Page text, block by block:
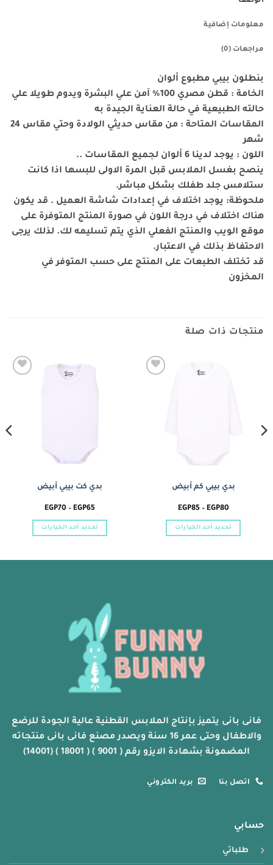
معلومات إضافية
مراجعات (0)
بنطلون بيبي مطبوع ألوان
الخامة : قطن مصري 100% آمن علي البشرة ويدوم طويلا علي
حالته الطبيعية في حالة العناية الجيدة به
المقاسات المتاحة : من مقاس حديثي الولادة وحتي مقاس 24
شهر
اللون : يوجد لدينا 6 ألوان لجميع المقاسات ..
ينصح بغسل الملابس قبل المرة الاولى للبسها اذا كانت
ستلامس جلد طفلك بشكل مباشر.
ملحوظة: يوجد اختلاف في إعدادات شاشة العميل . قد يكون
هناك اختلاف في درجة اللون في صورة المنتج المتوفرة على
موقع الويب والمنتج الفعلي الذي يتم تسليمه لك. لذلك يرجى
الاحتفاظ بذلك في الاعتبار.
قد تختلف الطبعات على المنتج على حسب المتوفر في
المخزون
منتجات ذات صلة
بدي بيبي كم أبيض
EGP80
–
EGP85
نطاق
منتحديد أحد الخيارات
يمكن
اختيار
الخيارات
على
بدي كت بيبي أبيض
EGP65
–
EGP70
نطاق
منتحديد أحد الخيارات
يمكن
فانى بانى يتميز بإنتاج الملابس القطنية عالية الجودة للرضع
والاطفال وحتى عمر 16 سنة ويصدر مصنع فانى بانى منتجاته
المضمونة بشهادة الايزو رقم ( 9001 ) ( 18001 ) (14001)
اتصل بنا بريد الكتروني
حسابي
طلباتي